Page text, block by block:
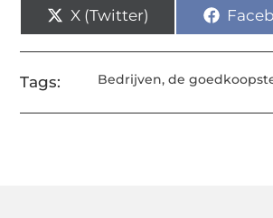
X (Twitter)
Tags: Bedrijven, de